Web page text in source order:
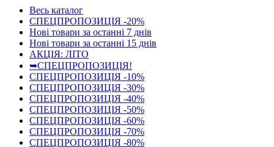
Весь каталог
СПЕЦПРОПОЗИЦІЯ -20%
Нові товари за останнi 7 днiв
Нові товари за останнi 15 днiв
АКЦІЯ: ЛІТО
➥СПЕЦПРОПОЗИЦІЯ!
СПЕЦПРОПОЗИЦІЯ -10%
СПЕЦПРОПОЗИЦІЯ -30%
СПЕЦПРОПОЗИЦІЯ -40%
СПЕЦПРОПОЗИЦІЯ -50%
СПЕЦПРОПОЗИЦІЯ -60%
СПЕЦПРОПОЗИЦІЯ -70%
СПЕЦПРОПОЗИЦІЯ -80%